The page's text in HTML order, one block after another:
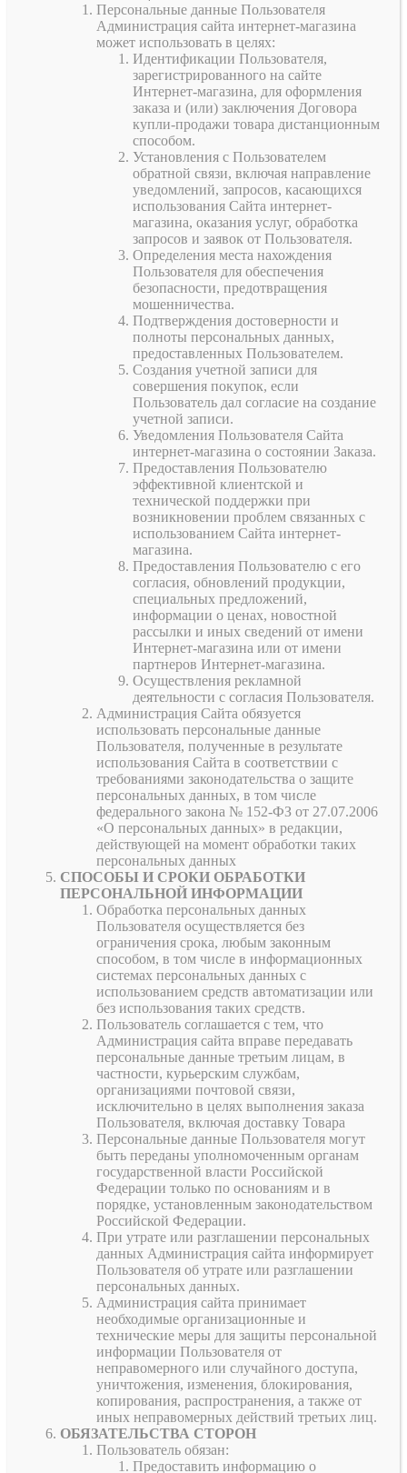
Персональные данные Пользователя
Администрация сайта интернет-магазина
может использовать в целях:
Идентификации Пользователя,
зарегистрированного на сайте
Интернет-магазина, для оформления
заказа и (или) заключения Договора
купли-продажи товара дистанционным
способом.
Установления с Пользователем
обратной связи, включая направление
уведомлений, запросов, касающихся
использования Сайта интернет-
магазина, оказания услуг, обработка
запросов и заявок от Пользователя.
Определения места нахождения
Пользователя для обеспечения
безопасности, предотвращения
мошенничества.
Подтверждения достоверности и
полноты персональных данных,
предоставленных Пользователем.
Создания учетной записи для
совершения покупок, если
Пользователь дал согласие на создание
учетной записи.
Уведомления Пользователя Сайта
интернет-магазина о состоянии Заказа.
Предоставления Пользователю
эффективной клиентской и
технической поддержки при
возникновении проблем связанных с
использованием Сайта интернет-
магазина.
Предоставления Пользователю с его
согласия, обновлений продукции,
специальных предложений,
информации о ценах, новостной
рассылки и иных сведений от имени
Интернет-магазина или от имени
партнеров Интернет-магазина.
Осуществления рекламной
деятельности с согласия Пользователя.
Администрация Сайта обязуется
использовать персональные данные
Пользователя, полученные в результате
использования Сайта в соответствии с
требованиями законодательства о защите
персональных данных, в том числе
федерального закона № 152-ФЗ от 27.07.2006
«О персональных данных» в редакции,
действующей на момент обработки таких
персональных данных
СПОСОБЫ И СРОКИ ОБРАБОТКИ
ПЕРСОНАЛЬНОЙ ИНФОРМАЦИИ
Обработка персональных данных
Пользователя осуществляется без
ограничения срока, любым законным
способом, в том числе в информационных
системах персональных данных с
использованием средств автоматизации или
без использования таких средств.
Пользователь соглашается с тем, что
Администрация сайта вправе передавать
персональные данные третьим лицам, в
частности, курьерским службам,
организациями почтовой связи,
исключительно в целях выполнения заказа
Пользователя, включая доставку Товара
Персональные данные Пользователя могут
быть переданы уполномоченным органам
государственной власти Российской
Федерации только по основаниям и в
порядке, установленным законодательством
Российской Федерации.
При утрате или разглашении персональных
данных Администрация сайта информирует
Пользователя об утрате или разглашении
персональных данных.
Администрация сайта принимает
необходимые организационные и
технические меры для защиты персональной
информации Пользователя от
неправомерного или случайного доступа,
уничтожения, изменения, блокирования,
копирования, распространения, а также от
иных неправомерных действий третьих лиц.
ОБЯЗАТЕЛЬСТВА СТОРОН
Пользователь обязан:
Предоставить информацию о